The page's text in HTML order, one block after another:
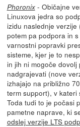
Phoronix- Običajne
Linuxova jedra so
izidu naslednje verzije
potem pa podpora in s
varnostni popravki
sisteme, kjer je to
in jih ni mogoče dovolj
nadgrajevati (nove
izhajajo na približno
term support), v
Toda tudi to je počasi
pametne naprave, ki
odslej verzije LTS